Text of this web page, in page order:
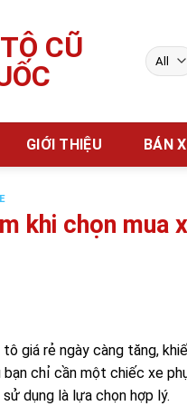
GIỚI THIỆU BÁN
khi chọn mua
tô giá rẻ ngày càng tăng,
chỉ cần một chiếc xe
dụng là lựa chọn hợp lý.